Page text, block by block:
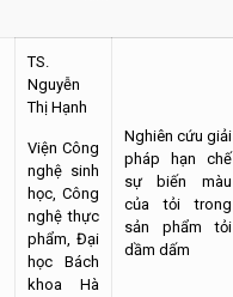
TS.
Nguyễn
Thị Hạnh
Viện Công
nghệ sinh
học, Công
nghệ thực
phẩm, Đại
học Bách
khoa Hà
Nghiên cứu giải
pháp hạn chế
sự biến màu
của tỏi trong
sản phẩm tỏi
dầm dấm